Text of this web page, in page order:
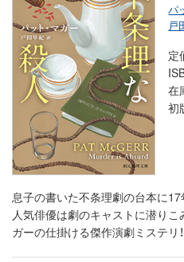
パ
戸
定
在
初
息子の書いた不条理劇の台本に
人気俳優は劇のキャストに潜りこ
ガーの仕掛ける傑作演劇ミステリ！